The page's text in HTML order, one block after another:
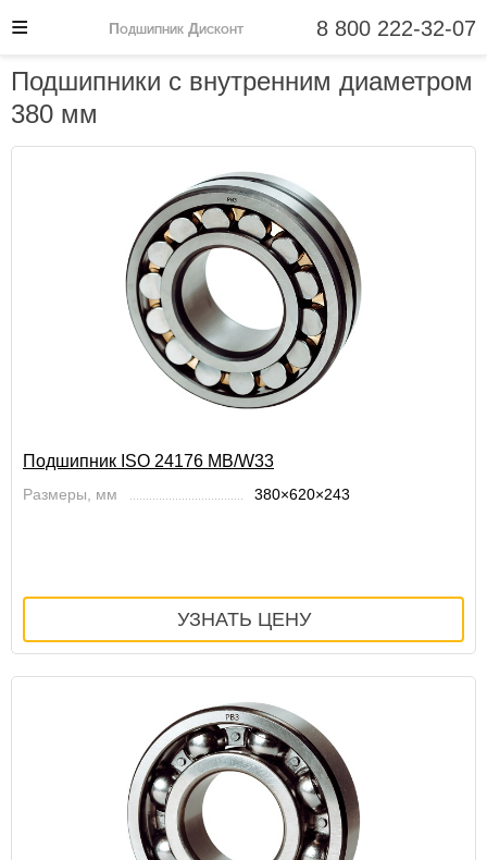
Подшипники с внутренним диаметром
380 мм
Подшипник ISO 24176 MB/W33
Размеры, мм 380×620×243
Подшипник Дисконт 8 800 222-32-07